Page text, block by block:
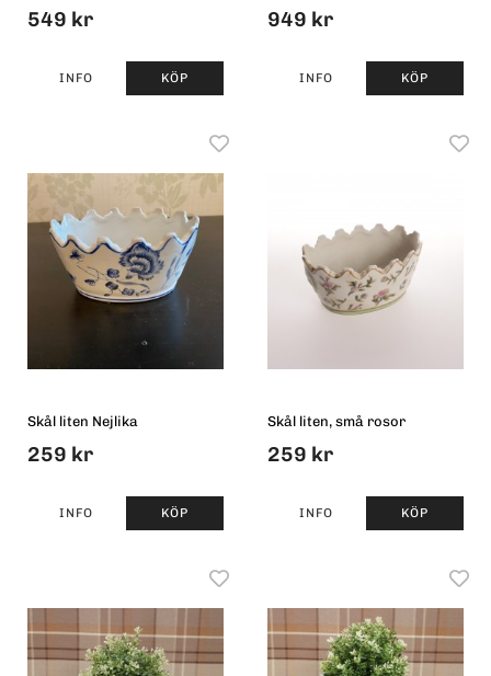
549 kr
INFO KÖP
949 kr
INFO KÖP
Skål liten Nejlika
259 kr
INFO KÖP
Skål liten, små rosor
259 kr
INFO KÖP